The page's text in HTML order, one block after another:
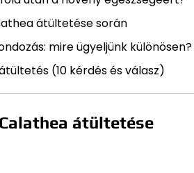
átültetése során
mire ügyeljünk különösen?
(10 kérdés és válasz)
átültetése